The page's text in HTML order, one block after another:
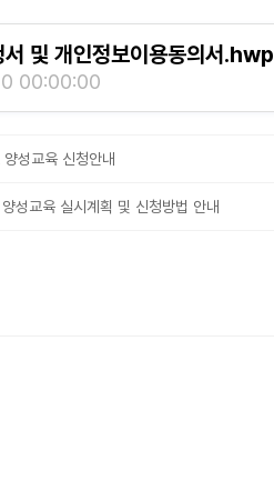
서 및 개인정보이용동의서.hwp
00:00:00
성교육 신청안내
성교육 실시계획 및 신청방법 안내